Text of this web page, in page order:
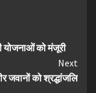
योजनाओं को मंजूरी
Next
जवानों को श्रद्धांजलि